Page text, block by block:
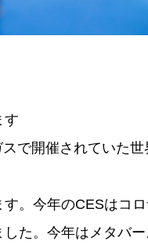
す
で開催されていた世
。今年のCESはコ
た。今年はメタバ